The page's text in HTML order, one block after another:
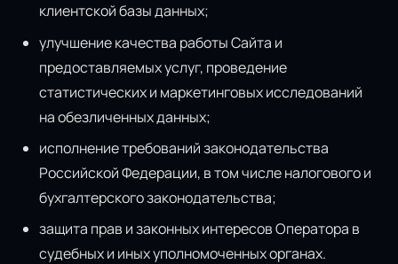
клиентской базы данных;
улучшение качества работы Сайта и
предоставляемых услуг, проведение
статистических и маркетинговых исследований
на обезличенных данных;
исполнение требований законодательства
Российской Федерации, в том числе налогового и
бухгалтерского законодательства;
защита прав и законных интересов Оператора в
судебных и иных уполномоченных органах.